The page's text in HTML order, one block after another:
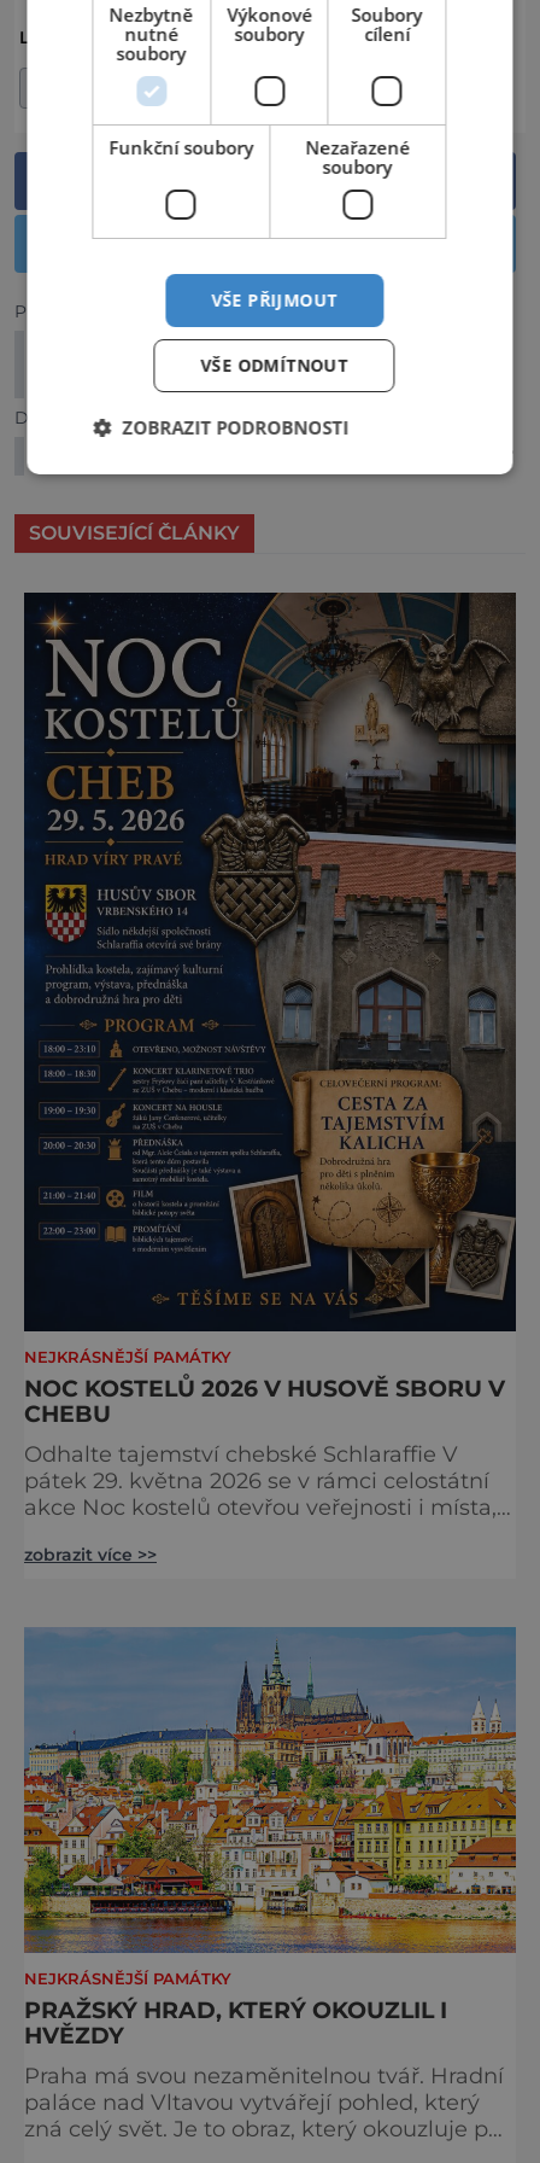
LOKALITA: ČESKO JIHOMORAVSKÝ KRAJ
OKRES BRNO-VENKOV
Sdílet na Facebooku
Sdílet na Twitteru
Předchozí článek
Studánka sv. Barbory: Podporuje plodnost a
Další článek
Největší český menhir: Je starší než pyramidy?
SOUVISEJÍCÍ ČLÁNKY
NEJKRÁSNĚJŠÍ PAMÁTKY
NOC KOSTELŮ 2026 V HUSOVĚ SBORU V
CHEBU
Odhalte tajemství chebské Schlaraffie V
pátek 29. května 2026 se v rámci celostátní
akce Noc kostelů otevřou veřejnosti i místa,
nejzajímavějších bude bezesporu Husův
večer plný historie, hudby, tajemství i
dobrodružství pro malé i velké návštěvníky.
Málokdo ví, že dnešní kos
zobrazit více >>
NEJKRÁSNĚJŠÍ PAMÁTKY
PRAŽSKÝ HRAD, KTERÝ OKOUZLIL I
HVĚZDY
Praha má svou nezaměnitelnou tvář. Hradní
paláce nad Vltavou vytvářejí pohled, který
zná celý svět. Je to obraz, který okouzluje po
Nezbytně
nutné
soubory
Výkonové
soubory
Soubory
cílení
Funkční soubory
Nezařazené
soubory
VŠE PŘIJMOUT
VŠE ODMÍTNOUT
ZOBRAZIT PODROBNOSTI